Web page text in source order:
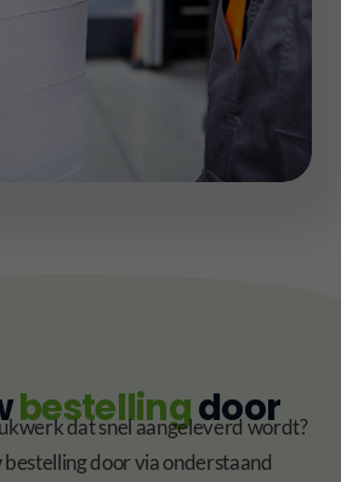
bestellingdoor
dat snel aangeleverd wordt?
bestelling door via onderstaand